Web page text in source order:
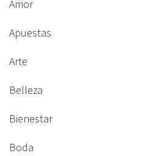
Amor
Apuestas
Arte
Belleza
Bienestar
Boda